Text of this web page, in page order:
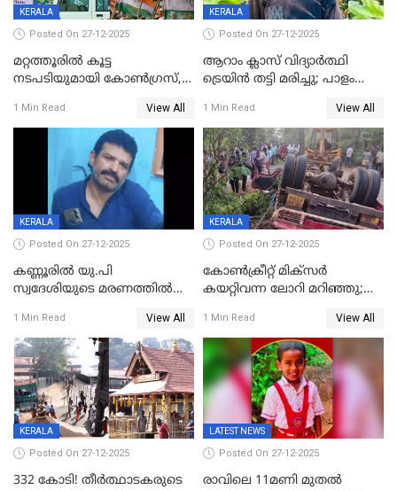
KERALA
Posted On 27-12-2025
മറ്റത്തൂരിൽ കൂട്ട
നടപടിയുമായി കോണ്‍ഗ്രസ്,
എട്ട് പേര്‍ ഉള്‍പ്പെടെ
പത്തുപേരെ പുറത്താക്കി,
ചൊവ്വന്നൂരിലും നടപടി
1 Min Read View All
KERALA
Posted On 27-12-2025
ആറാം ക്ലാസ് വിദ്യാർത്ഥി
ട്രെയിൻ തട്ടി മരിച്ചു; പാളം
അപകടം മലപ്പുറത്ത്
1 Min Read View All
KERALA
Posted On 27-12-2025
കണ്ണൂരിൽ യു.പി
സ്വദേശിയുടെ മരണത്തിൽ
കേസ്; തർക്കമുണ്ടായത്
ഫേഷ്യലിന് 300 രൂപ
ആവശ്യപ്പെട്ടതിനെച്ചൊല്ലി
1 Min Read View All
KERALA
Posted On 27-12-2025
കോണ്‍ക്രീറ്റ് മിക്‌സര്‍
കയറ്റിവന്ന ലോറി മറിഞ്ഞു;
അപകടം കണ്ണൂരിൽ
1 Min Read View All
KERALA
Posted On 27-12-2025
332 കോടി! തീർത്ഥാടകരുടെ
LATEST NEWS
Posted On 27-12-2025
രാവിലെ 11മണി മുതൽ